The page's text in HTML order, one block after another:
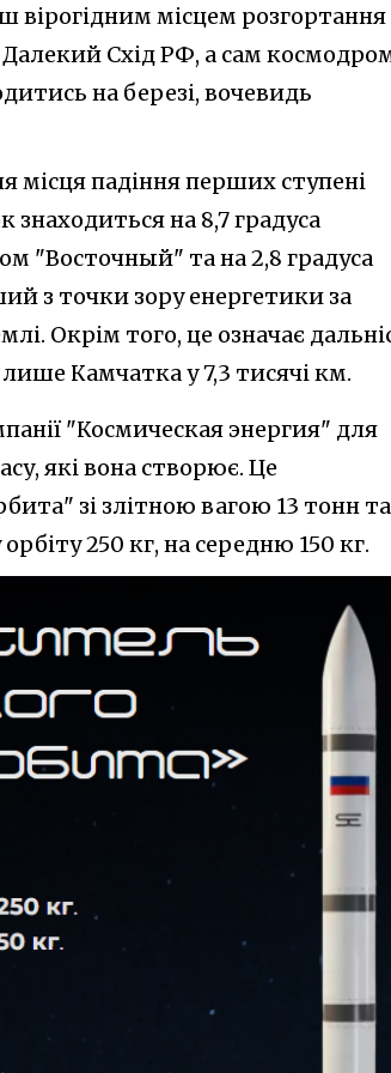
вірогідним місцем розгортання
Схід РФ, а сам
на березі, вочевидь
падіння перших ступені
на 8,7 градуса
"Восточный" та на 2,8 градуса
з точки зору енергетики за
Окрім того, це означає
Камчатка у 7,3 тисячі км.
"Космическая энергия" для
які вона створює. Це
зі злітною вагою 13 тонн та
250 кг, на середню 150 кг.